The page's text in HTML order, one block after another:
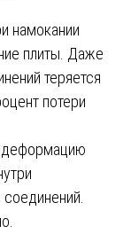
намокании
плиты. Даже
теряется
потери